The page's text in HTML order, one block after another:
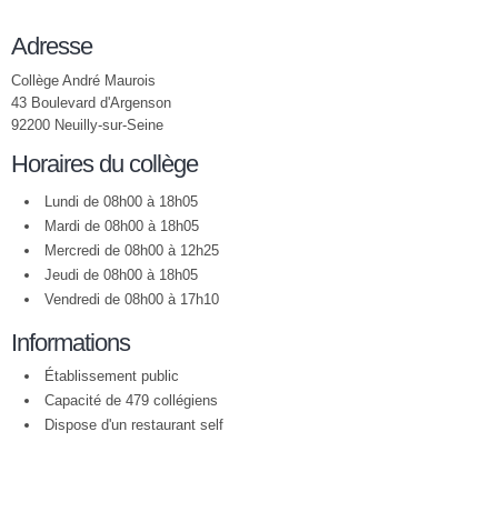
Adresse
Collège André Maurois
43 Boulevard d'Argenson
92200 Neuilly-sur-Seine
Horaires du collège
Lundi de 08h00 à 18h05
Mardi de 08h00 à 18h05
Mercredi de 08h00 à 12h25
Jeudi de 08h00 à 18h05
Vendredi de 08h00 à 17h10
Informations
Établissement public
Capacité de 479 collégiens
Dispose d'un restaurant self